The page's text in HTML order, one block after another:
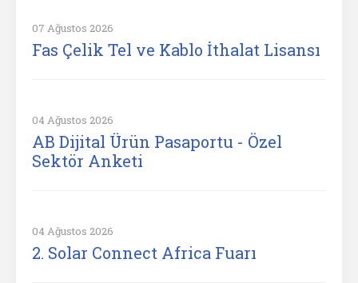
07 Ağustos 2026
Fas Çelik Tel ve Kablo İthalat Lisansı
04 Ağustos 2026
AB Dijital Ürün Pasaportu - Özel
Sektör Anketi
04 Ağustos 2026
2. Solar Connect Africa Fuarı